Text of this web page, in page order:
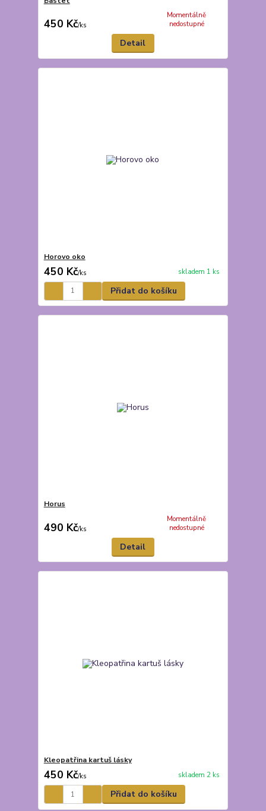
450 Kč/ks
Momentálně
nedostupné
Detail
Horovo oko
450 Kč/ks skladem 1 ks
Přidat do košíku
Horus
490 Kč/ks
Momentálně
nedostupné
Detail
Kleopatřina kartuš lásky
450 Kč/ks skladem 2 ks
Přidat do košíku